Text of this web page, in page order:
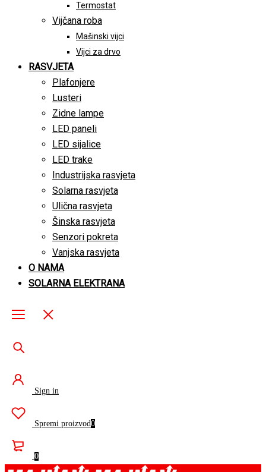
Termostat
Vijčana roba
Mašinski vijci
Vijci za drvo
RASVJETA
Plafonjere
Lusteri
Zidne lampe
LED paneli
LED sijalice
LED trake
Industrijska rasvjeta
Solarna rasvjeta
Ulična rasvjeta
Šinska rasvjeta
Senzori pokreta
Vanjska rasvjeta
O NAMA
SOLARNA ELEKTRANA
Sign in
Spremi proizvod0
0